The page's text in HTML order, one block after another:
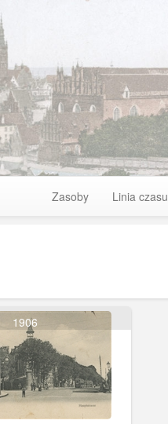
Zasoby Linia czasu
1906